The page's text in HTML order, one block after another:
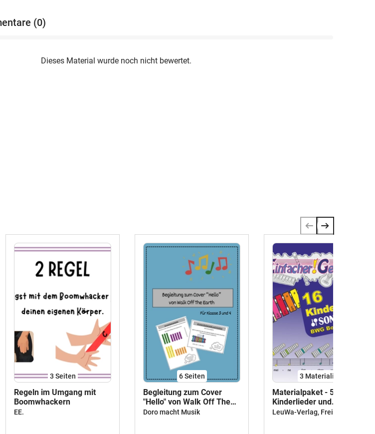
(0)
Dieses Material wurde noch nicht bewertet.
3 Seiten
Regeln im Umgang mit
Boomwhackern
EE.
6Seiten
Begleitung zum Cover
"Hello" von Walk Off The
Earth
Doro macht Musik
3 Materialien
Materialpaket - 58
Kinderlieder und
Weihnachtslieder für das
LeuWa-Verlag, Freiburg